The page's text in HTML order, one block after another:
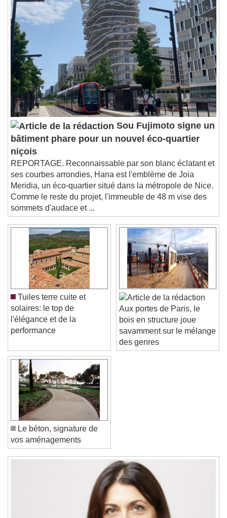
Playback Rate
Chapters
Descriptions
descriptions off, selected
Subtitles
subtitles settings, opens subtitles
settings dialog
subtitles off, selected
Audio Track
This is a modal window.
Beginning of dialog window. Escape will cancel
and close the window.
Text
Color Opacity
Text Background
Color
Caption Area Background
Color
Font Size
Font Family
Close Modal Dialog
End of dialog window.
Sou Fujimoto signe un
bâtiment phare pour un nouvel éco-quartier
niçois
REPORTAGE. Reconnaissable par son blanc éclatant et
ses courbes arrondies, Hana est l'emblème de Joia
Meridia, un éco-quartier situé dans la métropole de Nice.
Comme le reste du projet, l'immeuble de 48 m vise des
sommets d'audace et ...
Tuiles terre cuite et
solaires: le top de
l'élégance et de la
Aux portes de Paris, le
bois en structure joue
savamment sur le mélange
des genres
Le béton, signature de
vos aménagements